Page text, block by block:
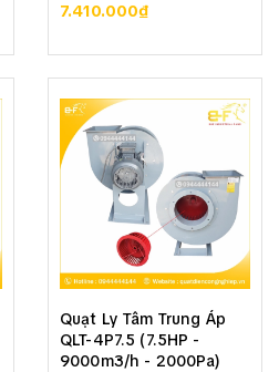
7.410.000₫
Quạt Ly Tâm Trung Áp
QLT-4P7.5 (7.5HP -
9000m3/h - 2000Pa)